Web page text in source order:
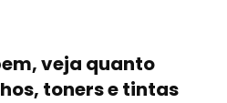
veja quanto
toners e tintas